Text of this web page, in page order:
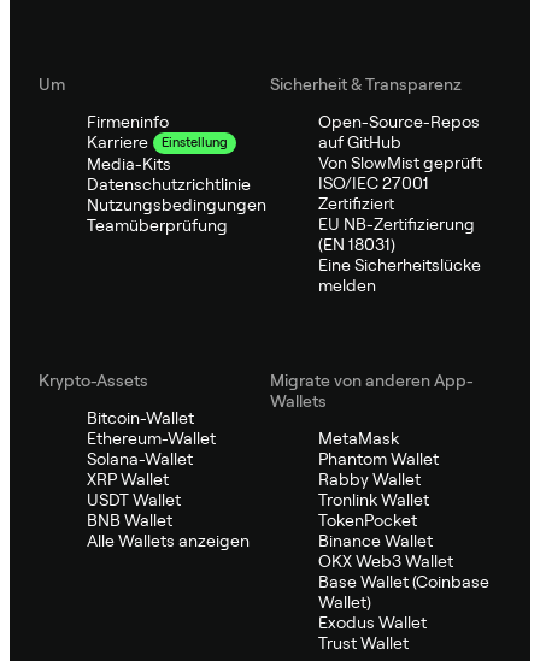
Um
Firmeninfo
Karriere
Einstellung
Media-Kits
Datenschutzrichtlinie
Nutzungsbedingungen
Teamüberprüfung
Sicherheit & Transparenz
Open-Source-Repos
auf GitHub
Von SlowMist geprüft
ISO/IEC 27001
Zertifiziert
EU NB-Zertifizierung
(EN 18031)
Eine Sicherheitslücke
melden
Krypto-Assets
Bitcoin-Wallet
Ethereum-Wallet
Solana-Wallet
XRP Wallet
USDT Wallet
BNB Wallet
Alle Wallets anzeigen
Migrate von anderen App-
Wallets
MetaMask
Phantom Wallet
Rabby Wallet
Tronlink Wallet
TokenPocket
Binance Wallet
OKX Web3 Wallet
Base Wallet (Coinbase
Wallet)
Exodus Wallet
Trust Wallet